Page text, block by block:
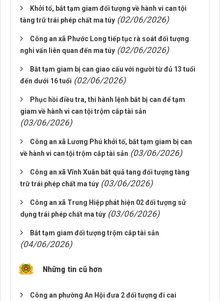
Khởi tố, bắt tạm giam đối tượng về hành vi can tội
tàng trữ trái phép chất ma túy (02/06/2026)
Công an xã Phước Long tiếp tục rà soát đối tượng
nghi vấn liên quan đến ma túy (02/06/2026)
Bắt tạm giam bị can giao cấu với người từ đủ 13 tuổi
đến dưới 16 tuổi (02/06/2026)
Phục hồi điều tra, thi hành lệnh bắt bị can để tạm
giam về hành vi can tội trộm cắp tài sản
(03/06/2026)
Công an xã Lương Phú khởi tố, bắt tạm giam bị can
về hành vi can tội trộm cắp tài sản (03/06/2026)
Công an xã Vĩnh Xuân bắt quả tang đối tượng tàng
trữ trái phép chất ma túy (03/06/2026)
Công an xã Trung Hiệp phát hiện 02 đối tượng sử
dụng trái phép chất ma túy (03/06/2026)
Bắt tạm giam đối tượng trộm cắp tài sản
(04/06/2026)
Những tin cũ hơn
Công an phường An Hội đưa 2 đối tượng đi cai